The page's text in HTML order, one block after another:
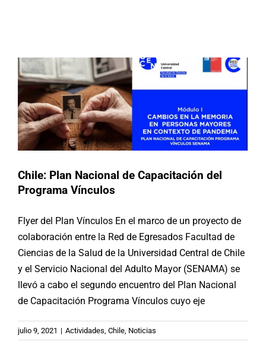
Chile: Plan Nacional de Capacitación del
Programa Vínculos
Flyer del Plan Vínculos En el marco de un proyecto de
colaboración entre la Red de Egresados Facultad de
Ciencias de la Salud de la Universidad Central de Chile
y el Servicio Nacional del Adulto Mayor (SENAMA) se
llevó a cabo el segundo encuentro del Plan Nacional
de Capacitación Programa Vínculos cuyo eje
julio 9, 2021 | Actividades, Chile, Noticias